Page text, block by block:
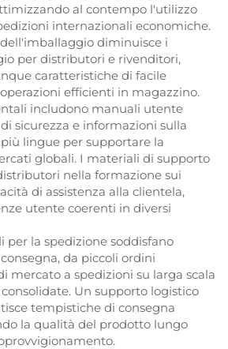
al contempo l'utilizzo
internazionali economiche.
diminuisce i
per distributori e rivenditori,
caratteristiche di facile
efficienti in magazzino.
includono manuali utente
sicurezza e informazioni sulla
lingue per supportare la
globali. I materiali di supporto
nella formazione sui
di assistenza alla clientela,
utente coerenti in diversi
per la spedizione soddisfano
da piccoli ordini
mercato a spedizioni su larga scala
Un supporto logistico
tempistiche di consegna
la qualità del prodotto lungo